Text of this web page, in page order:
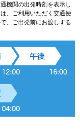
機関の出発時刻を表示し
、ご利用いただく交通便
、ご出発前にお渡しする